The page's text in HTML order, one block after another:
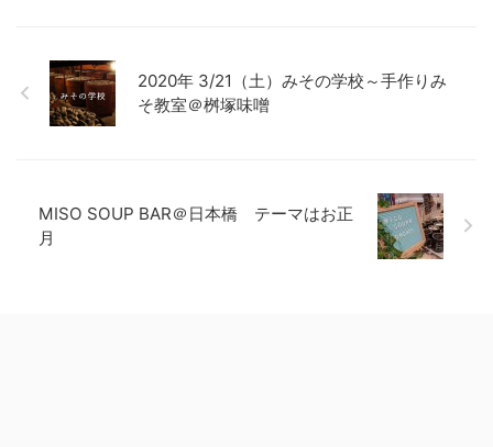
2020年 3/21（土）みその学校～手作りみ
そ教室＠桝塚味噌
MISO SOUP BAR＠日本橋 テーマはお正
月